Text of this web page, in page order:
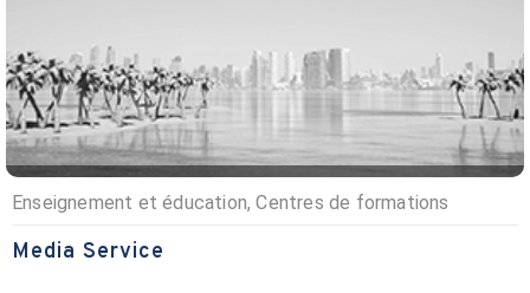
Enseignement et éducation, Centres de formations
Media Service